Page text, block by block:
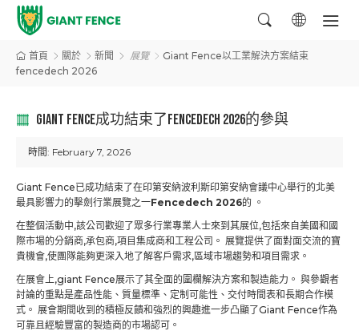
首頁 關於 新聞 展覽
Giant Fence以工業解決方案結束
fencedech 2026
GIANT FENCE成功結束了FENCEDECH 2026的參與
時間: February 7, 2026
Giant Fence已成功結束了在印第安納波利斯印第安納會議中心舉行的北美
最具影響力的擊劍行業展覽之一Fencedech 2026的 。
在整個活動中,該公司歡迎了眾多行業專業人士來到其展位,包括來自美國和國
際市場的分銷商,承包商,項目集成商和工程公司。 展覽提供了面對面交流的寶
貴機會,使團隊能夠更深入地了解客戶需求,區域市場趨勢和項目需求。
在展會上,giant Fence展示了其全面的圍欄解決方案和製造能力。 與參觀者
討論的重點是產品性能、質量標準、定制可能性、交付時間表和長期合作模
式。 展會期間收到的積極反饋和強烈的興趣進一步凸顯了Giant Fence作為
可靠且經驗豐富的製造商的市場認可。